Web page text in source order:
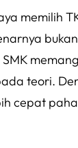
memilih
teori.
cepat